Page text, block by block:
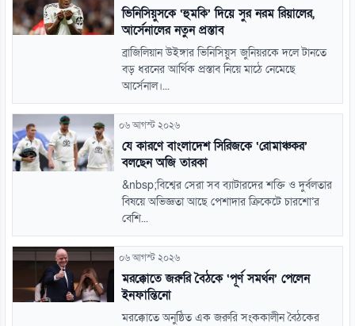
ভিনিসিয়ুসকে ‘হুমকি’ দিয়ে সুর নরম রিয়ালের,
আর্সেনালের নতুন প্রস্তাব
ব্রাজিলিয়ান উইঙ্গার ভিনিসিয়ুস জুনিয়রকে দলে টানতে
বড় ধরনের আর্থিক প্রস্তাব নিয়ে মাঠে নেমেছে
আর্সেনাল।...
০৬ আগস্ট ২০২৬
যে কারণে বাংলাদেশ সিরিজকে ‘রোমাঞ্চকর’
বলছেন অজি তারকা
&nbsp;বিশ্বের সেরা সব ব্যাটারদের শক্তি ও দুর্বলতার
বিষয়ে অভিজ্ঞতা আছে পেশাদার ক্রিকেটে চারশো’র
বেশি...
০৬ আগস্ট ২০২৬
মরক্কোতে জরুরি বৈঠকে ‘পূর্ণ সমর্থন’ পেলেন
ইনফান্তিনো
মরক্কোতে অনুষ্ঠিত এক জরুরি সংককালীন বৈঠকের